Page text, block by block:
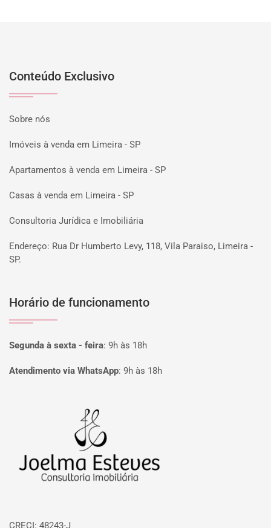
Conteúdo Exclusivo
Sobre nós
Imóveis à venda em Limeira - SP
Apartamentos à venda em Limeira - SP
Casas à venda em Limeira - SP
Consultoria Jurídica e Imobiliária
Endereço: Rua Dr Humberto Levy, 118, Vila Paraiso, Limeira -
SP.
Horário de funcionamento
Segunda à sexta - feira: 9h às 18h
Atendimento via WhatsApp: 9h às 18h
CRECI: 48243-J